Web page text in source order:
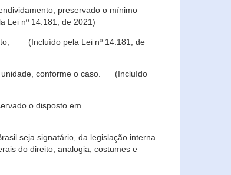
preservado o mínimo
Lei nº 14.181, de 2021)
(Incluído pela Lei nº 14.181, de
unidade, conforme o caso. (Incluído
o disposto em
seja signatário, da legislação interna
do direito, analogia, costumes e